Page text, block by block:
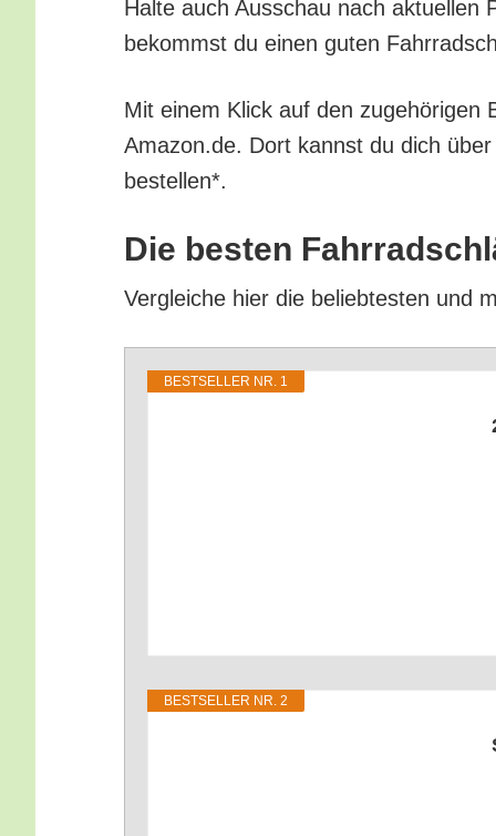
Hal­te auch Aus­schau nach aktu­el­len
bekommst du einen guten
Mit einem Klick auf den zuge­hö­ri­gen
Amazon.de. Dort kannst du dich
bestellen*.
Die bes­ten
Ver­glei­che hier die belieb­tes­ten und
BEST­SEL­LER NR. 1
BEST­SEL­LER NR. 2